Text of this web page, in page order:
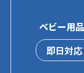
ベビー用
即日対応